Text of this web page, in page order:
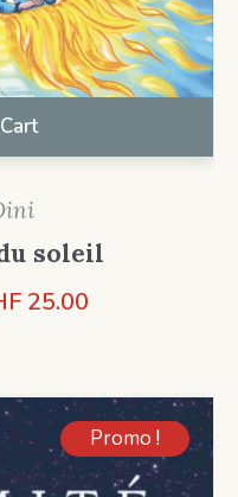
soleil
:
29.00.
25.00Le
est :
CHF 25.00.
Promo !